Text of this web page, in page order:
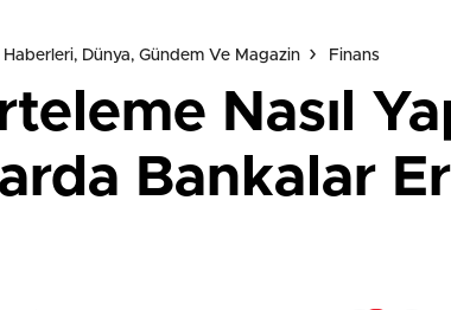
Dünya, Gündem Ve Magazin Finans
Nasıl
Bankalar